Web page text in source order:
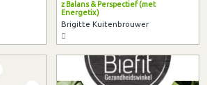
z Balans & Perspectief (met
Energetix)
Brigitte Kuitenbrouwer